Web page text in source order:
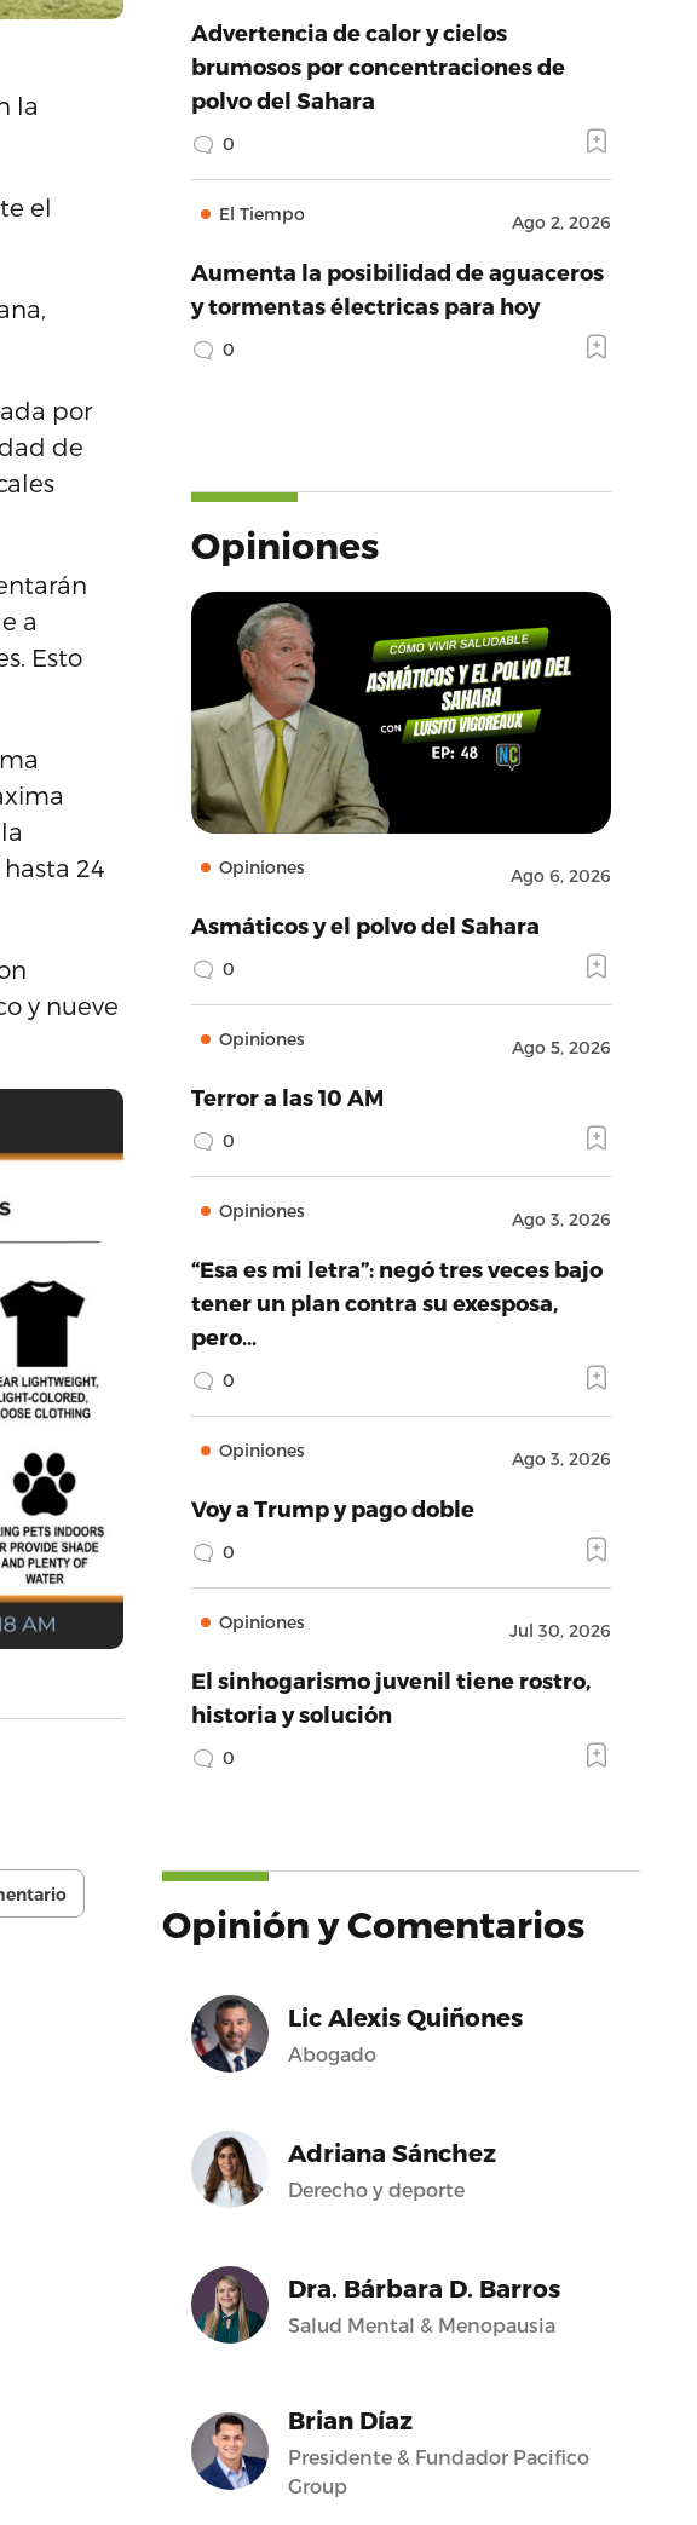
la
el
por
de
a
Esto
24
y nueve
Advertencia de calor y cielos
brumosos por concentraciones de
polvo del Sahara
0
El Tiempo Ago 2, 2026
Aumenta la posibilidad de aguaceros
y tormentas électricas para hoy
0
Opiniones
Opiniones Ago 6, 2026
Asmáticos y el polvo del Sahara
0
Opiniones Ago 5, 2026
Terror a las 10 AM
0
Opiniones Ago 3, 2026
“Esa es mi letra”: negó tres veces bajo
tener un plan contra su exesposa,
pero…
0
Opiniones Ago 3, 2026
Voy a Trump y pago doble
0
Opiniones Jul 30, 2026
El sinhogarismo juvenil tiene rostro,
historia y solución
0
Opinión y Comentarios
Lic Alexis Quiñones
Abogado
Adriana Sánchez
Derecho y deporte
Dra. Bárbara D. Barros
Salud Mental & Menopausia
Brian Díaz
Presidente & Fundador Pacifico
Group